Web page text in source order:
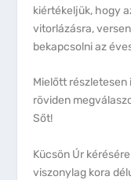
kiértékeljük, hogy
vitorlázásra,
bekapcsolni az
Mielőtt
röviden
Sőt!
Kücsön Úr
viszonylag kora